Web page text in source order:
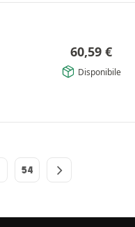
60,59 €
Disponibile
54